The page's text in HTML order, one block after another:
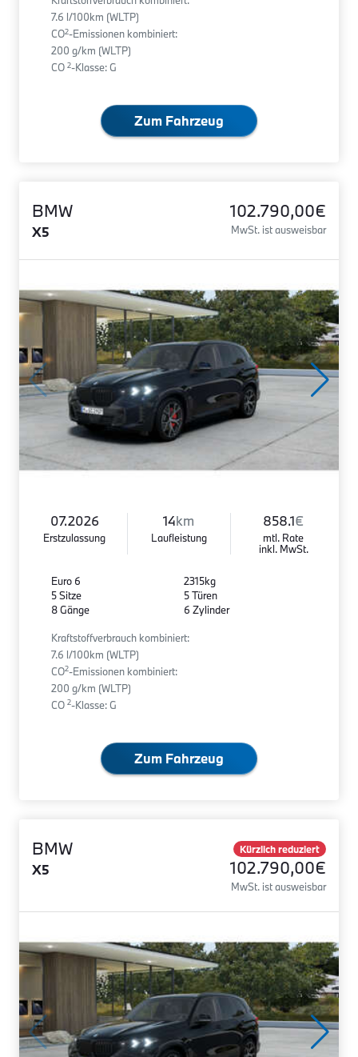
7.6 l/100km (WLTP)
CO2-Emissionen kombiniert:
200 g/km (WLTP)
CO 2-Klasse: G
Zum Fahrzeug
BMW
X5
102.790,00€
MwSt. ist ausweisbar
07.2026
Erstzulassung
14km
Laufleistung
858.1€
mtl. Rate
inkl. MwSt.
Euro 6
5 Sitze
8 Gänge
2315kg
5 Türen
6 Zylinder
Kraftstoffverbrauch kombiniert:
7.6 l/100km (WLTP)
CO2-Emissionen kombiniert:
200 g/km (WLTP)
CO 2-Klasse: G
Zum Fahrzeug
BMW
X5
Kürzlich reduziert
102.790,00€
MwSt. ist ausweisbar